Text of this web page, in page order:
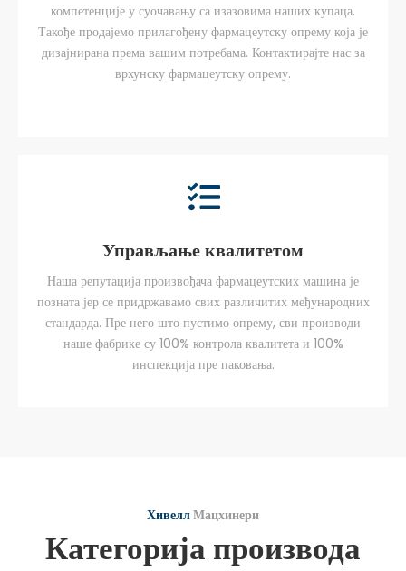
компетенције у суочавању са изазовима наших купаца.
Такође продајемо прилагођену фармацеутску опрему која је
дизајнирана према вашим потребама. Контактирајте нас за
врхунску фармацеутску опрему.
Управљање квалитетом
Наша репутација произвођача фармацеутских машина је
позната јер се придржавамо свих различитих међународних
стандарда. Пре него што пустимо опрему, сви производи
наше фабрике су 100% контрола квалитета и 100%
инспекција пре паковања.
ХивеллМацхинери
Категорија производа